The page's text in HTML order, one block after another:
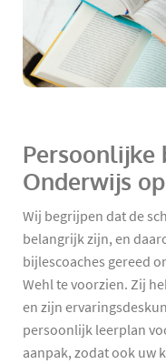
Persoonlijke
Onderwijs
Wij begrijpen dat de
belangrijk zijn, en
bijlescoaches gereed
Wehl te voorzien. Zij
en zijn
persoonlijk leerplan
aanpak, zodat ook uw